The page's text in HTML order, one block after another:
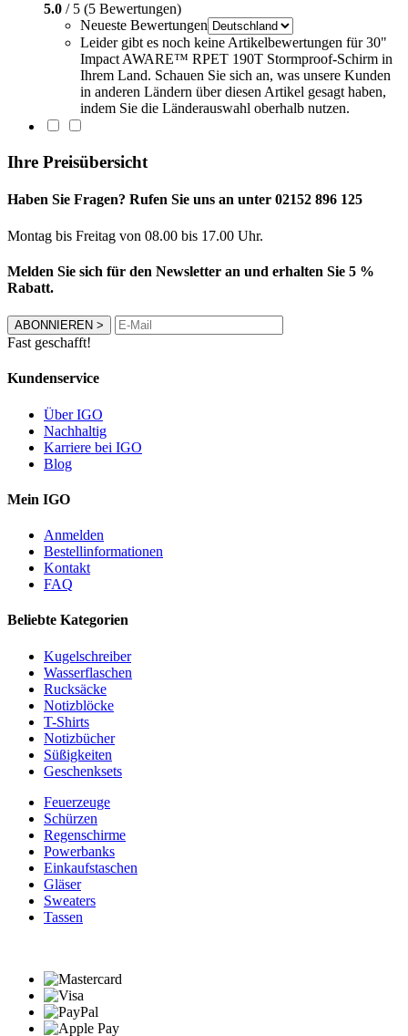
5.0 / 5 (5 Bewertungen)
Neueste Bewertungen
Leider gibt es noch keine Artikelbewertungen für 30"
Impact AWARE™ RPET 190T Stormproof-Schirm in
Ihrem Land. Schauen Sie sich an, was unsere Kunden
in anderen Ländern über diesen Artikel gesagt haben,
indem Sie die Länderauswahl oberhalb nutzen.
Ihre Preisübersicht
Haben Sie Fragen? Rufen Sie uns an unter 02152 896 125
Montag bis Freitag von 08.00 bis 17.00 Uhr.
Melden Sie sich für den Newsletter an und erhalten Sie 5 %
Rabatt.
ABONNIEREN >
Fast geschafft!
Kundenservice
Über IGO
Nachhaltig
Karriere bei IGO
Blog
Mein IGO
Anmelden
Bestellinformationen
Kontakt
FAQ
Beliebte Kategorien
Kugelschreiber
Wasserflaschen
Rucksäcke
Notizblöcke
T-Shirts
Notizbücher
Süßigkeiten
Geschenksets
Feuerzeuge
Schürzen
Regenschirme
Powerbanks
Einkaufstaschen
Gläser
Sweaters
Tassen